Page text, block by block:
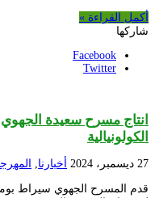
أكمل القراءة »
شاركها
Facebook
Twitter
انتاج مسرح سعيدة الجهوي
الكولونيالية
27 ديسمبر، 2024 أخبارنا
قدم المسرح الجهوي سيراط